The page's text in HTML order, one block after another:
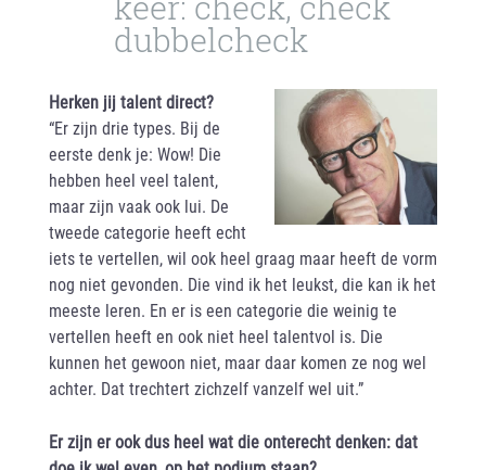
dubbelcheck
Herken jij talent direct?
“Er zijn drie types. Bij de
eerste denk je: Wow! Die
hebben heel veel talent,
maar zijn vaak ook lui. De
tweede categorie heeft echt
iets te vertellen, wil ook heel graag maar heeft de vorm
nog niet gevonden. Die vind ik het leukst, die kan ik het
meeste leren. En er is een categorie die weinig te
vertellen heeft en ook niet heel talentvol is. Die
kunnen het gewoon niet, maar daar komen ze nog wel
achter. Dat trechtert zichzelf vanzelf wel uit.”
Er zijn er ook dus heel wat die onterecht denken: dat